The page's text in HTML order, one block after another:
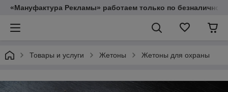
«Мануфактура Рекламы» работаем только по
Товары и услуги Жетоны Жетоны для охраны